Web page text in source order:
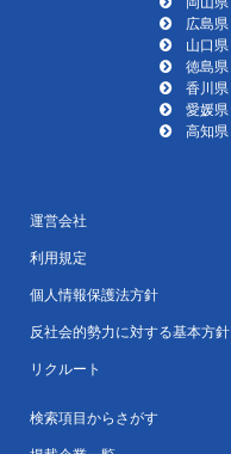
広島県
山口県
徳島県
香川県
愛媛県
高知県
運営会社
利用規定
個人情報保護法方針
反社会的勢力に対する基本方針
リクルート
検索項目からさがす